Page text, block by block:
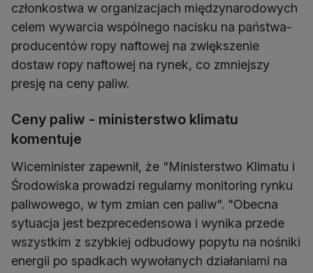
członkostwa w organizacjach międzynarodowych
celem wywarcia wspólnego nacisku na państwa-
producentów ropy naftowej na zwiększenie
dostaw ropy naftowej na rynek, co zmniejszy
presję na ceny paliw.
Ceny paliw - ministerstwo klimatu
komentuje
Wiceminister zapewnił, że "Ministerstwo Klimatu i
Środowiska prowadzi regularny monitoring rynku
paliwowego, w tym zmian cen paliw". "Obecna
sytuacja jest bezprecedensowa i wynika przede
wszystkim z szybkiej odbudowy popytu na nośniki
energii po spadkach wywołanych działaniami na